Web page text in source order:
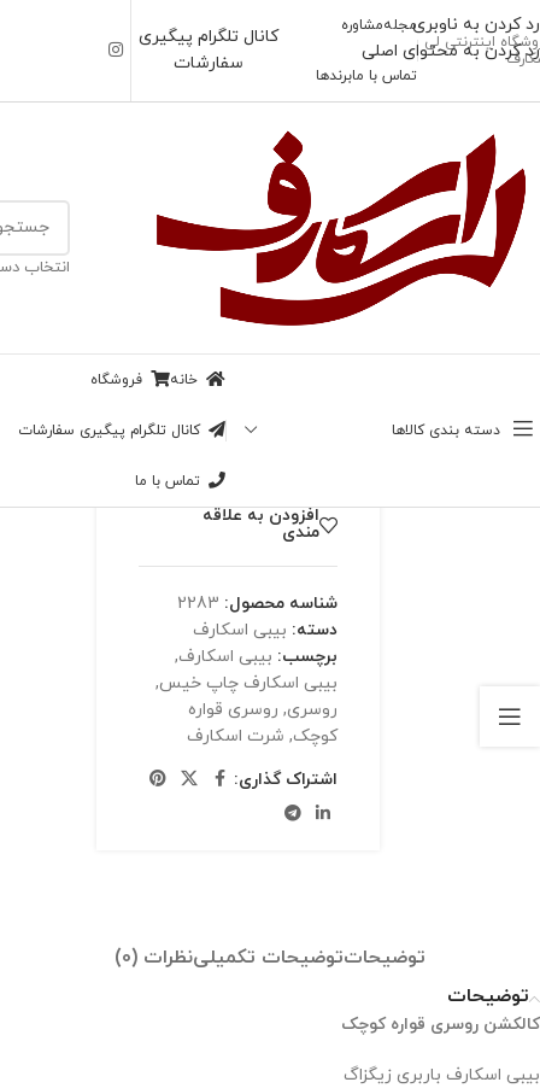
رد کردن به ناوبری
رد کردن به محتوای اصلی
اینترنتی لی
مجلهمشاوره
تماس با مابرندها
کانال تلگرام پیگیری
سفارشات
انتخاب
دسته بندی کالاها
خانه فروشگاه
کانال تلگرام پیگیری سفارشات
تماس با ما
خانه/ بیبی اسکارف
بیبی اسکارف باربری
تومان
در انبار موجود نمی باشد
افزودن به علاقه
مندی
شناسه محصول: 2283
دسته: بیبی اسکارف
برچسب: بیبی اسکارف,
بیبی اسکارف چاپ خیس,
روسری, روسری قواره
کوچک, شرت اسکارف
اشتراک گذاری:
توضیحاتتوضیحات تکمیلینظرات (0)
توضیحات
کالکشن روسری قواره کوچک
بیبی اسکارف باربری زیگزاگ